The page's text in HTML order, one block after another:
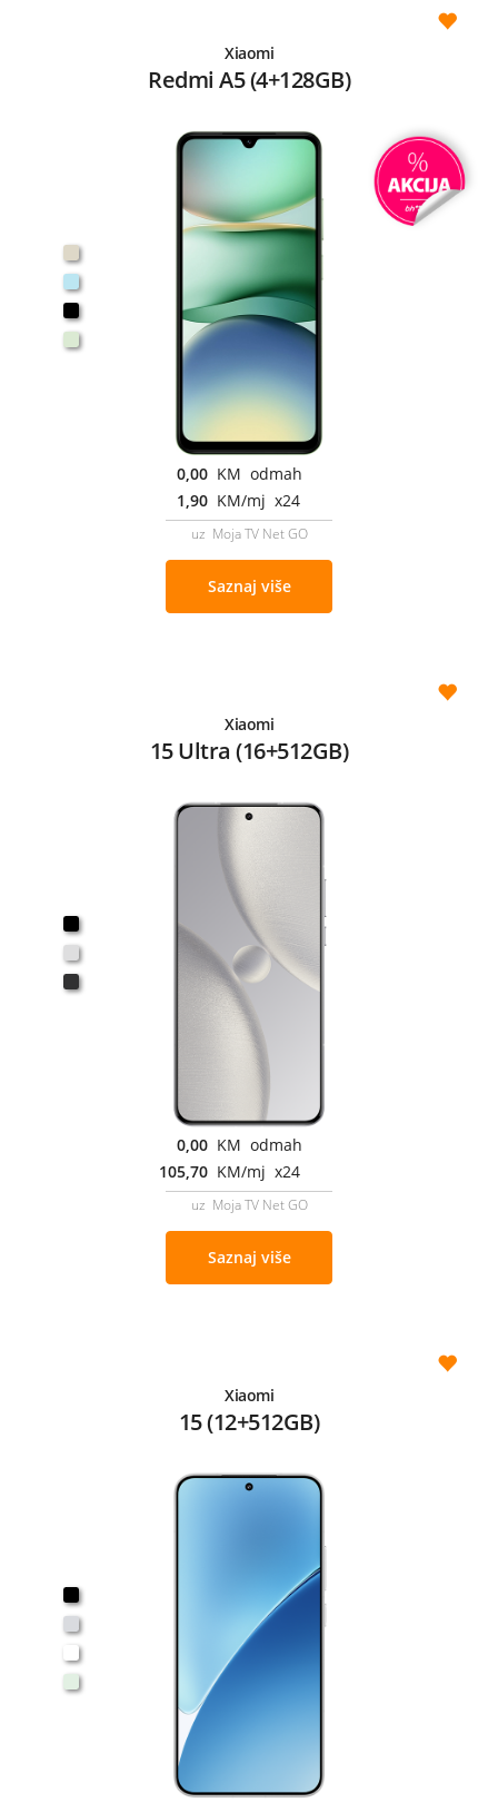
Xiaomi
Redmi A5 (4+128GB)
0,00 KM odmah
1,90 KM/mj x24
uz Moja TV Net GO
Saznaj više
Xiaomi
15 Ultra (16+512GB)
0,00 KM odmah
105,70 KM/mj x24
uz Moja TV Net GO
Saznaj više
Xiaomi
15 (12+512GB)